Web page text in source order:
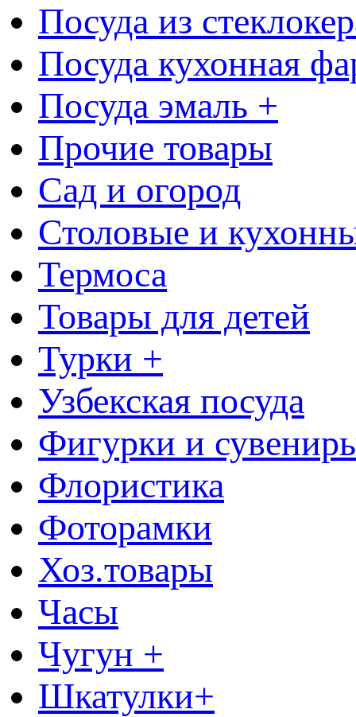
Посуда из
Посуда кухонная
Посуда эмаль +
Прочие товары
Сад и огород
Столовые и
Термоса
Товары для детей
Турки +
Узбекская посуда
Фигурки и
Флористика
Фоторамки
Хоз.товары
Часы
Чугун +
Шкатулки+